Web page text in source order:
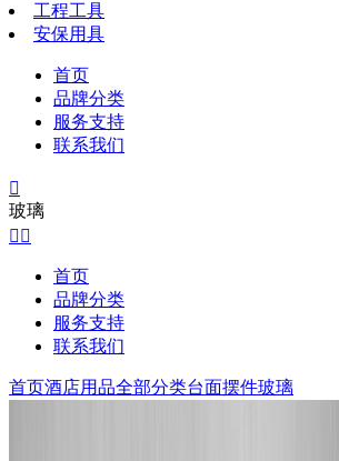
工程工具
安保用具
首页
品牌分类
服务支持
联系我们

玻璃
 
首页
品牌分类
服务支持
联系我们
首页酒店用品全部分类台面摆件玻璃